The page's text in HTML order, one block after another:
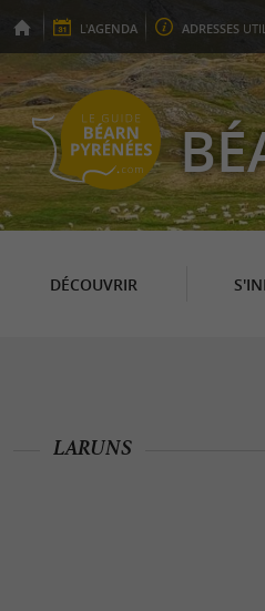
L'AGENDA ADRESSES
DÉCOUVRIR
LARUNS